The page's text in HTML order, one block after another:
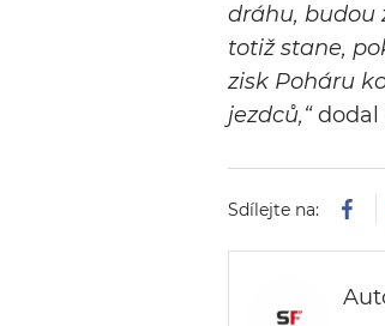
dráhu, budou
totiž stane,
zisk Poháru
jezdců,“dodal
Sdílejte na: